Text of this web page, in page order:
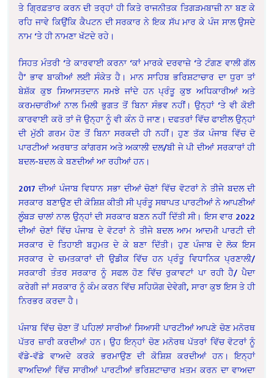
ਤੇ ਗ੍ਰਿਫ਼ਤਾਰ ਕਰਨ ਦੀ ਤਰ੍ਹਾਂ ਹੀ ਕਿਤੇ ਰਾਜਨੀਤਕ ਤਿਗੜਮਬਾਜ਼ੀ ਨਾ ਬਣ ਕੇ
ਰਹਿ ਜਾਵੇ ਕਿਉਂਕਿ ਕੈਪਟਨ ਦੀ ਸਰਕਾਰ ਨੇ ਇਕ ਸੱਪ ਮਾਰ ਕੇ ਪੰਜ ਸਾਲ ਉਸਦੇ
ਨਾਮ ‘ਤੇ ਹੀ ਨਾਮਣਾ ਖੱਟਦੇ ਰਹੇ।
ਸਿਹਤ ਮੰਤਰੀ ‘ਤੇ ਕਾਰਵਾਈ ਕਰਨਾ ‘ਕਾਂ ਮਾਰਕੇ ਦਰਵਾਜ਼ੇ ‘ਤੇ ਟੰਗਣ ਵਾਲੀ ਗੱਲ
ਹੈ’ ਭਾਵ ਬਾਕੀਆਂ ਲਈ ਸੰਕੇਤ ਹੈ। ਮਾਨ ਸਾਹਿਬ ਭਰਿਸ਼ਟਾਚਾਰ ਦਾ ਧੁਰਾ ਤਾਂ
ਬੇਸ਼ੱਕ ਕੁਝ ਸਿਆਸਤਦਾਨ ਸਮਝੇ ਜਾਂਦੇ ਹਨ ਪ੍ਰੰਤੂ ਕੁਝ ਅਧਿਕਾਰੀਆਂ ਅਤੇ
ਕਰਮਚਾਰੀਆਂ ਨਾਲ ਮਿਲੀ ਭੁਗਤ ਤੋਂ ਬਿਨਾ ਸੰਭਵ ਨਹੀਂ। ਉਨ੍ਹਾਂ ‘ਤੇ ਵੀ ਕੋਈ
ਕਾਰਵਾਈ ਕਰੋ ਤਾਂ ਜੋ ਉਨ੍ਹਾ ਨੂੰ ਵੀ ਕੰਨ ਹੋ ਜਾਣ। ਦਫਤਰਾਂ ਵਿੱਚ ਫਾਈਲ ਉਨ੍ਹਾਂ
ਦੀ ਮੁੱਠੀ ਗਰਮ ਹੋਣ ਤੋਂ ਬਿਨਾ ਸਰਕਦੀ ਹੀ ਨਹੀਂ। ਹੁਣ ਤੱਕ ਪੰਜਾਬ ਵਿੱਚ ਦੋ
ਪਾਰਟੀਆਂ ਅਰਥਾਤ ਕਾਂਗਰਸ ਅਤੇ ਅਕਾਲੀ ਦਲ/ਬੀ ਜੇ ਪੀ ਦੀਆਂ ਸਰਕਾਰਾਂ ਹੀ
ਬਦਲ-ਬਦਲ ਕੇ ਬਣਦੀਆਂ ਆ ਰਹੀਆਂ ਹਨ।
2017 ਦੀਆਂ ਪੰਜਾਬ ਵਿਧਾਨ ਸਭਾ ਦੀਆਂ ਚੋਣਾਂ ਵਿੱਚ ਵੋਟਰਾਂ ਨੇ ਤੀਜੇ ਬਦਲ ਦੀ
ਸਰਕਾਰ ਬਣਾਉਣ ਦੀ ਕੋਸ਼ਿਸ਼ ਕੀਤੀ ਸੀ ਪ੍ਰੰਤੂ ਸਥਾਪਤ ਪਾਰਟੀਆਂ ਨੇ ਆਪਣੀਆਂ
ਲੂੰਬੜ ਚਾਲਾਂ ਨਾਲ ਉਨ੍ਹਾਂ ਦੀ ਸਰਕਾਰ ਬਣਨ ਨਹੀਂ ਦਿੱਤੀ ਸੀ। ਇਸ ਵਾਰ 2022
ਦੀਆਂ ਚੋਣਾਂ ਵਿੱਚ ਪੰਜਾਬ ਦੇ ਵੋਟਰਾਂ ਨੇ ਤੀਜੇ ਬਦਲ ਆਮ ਆਦਮੀ ਪਾਰਟੀ ਦੀ
ਸਰਕਾਰ ਦੋ ਤਿਹਾਈ ਬਹੁਮਤ ਦੇ ਕੇ ਬਣਾ ਦਿੱਤੀ। ਹੁਣ ਪੰਜਾਬ ਦੇ ਲੋਕ ਇਸ
ਸਰਕਾਰ ਦੇ ਚਮਤਕਾਰਾਂ ਦੀ ਉਡੀਕ ਵਿੱਚ ਹਨ ਪ੍ਰੰਤੂ ਵਿਧਾਨਿਕ ਪ੍ਰਣਾਲੀ/
ਸਰਕਾਰੀ ਤੰਤਰ ਸਰਕਾਰ ਨੂੰ ਸਫਲ ਹੋਣ ਵਿੱਚ ਰੁਕਾਵਟਾਂ ਪਾ ਰਹੀ ਹੈ/ ਪੈਦਾ
ਕਰੇਗੀ ਜਾਂ ਸਰਕਾਰ ਨੂੰ ਕੰਮ ਕਰਨ ਵਿੱਚ ਸਹਿਯੋਗ ਦੇਵੇਗੀ, ਸਾਰਾ ਕੁਝ ਇਸ ਤੇ ਹੀ
ਨਿਰਭਰ ਕਰਦਾ ਹੈ।
ਪੰਜਾਬ ਵਿੱਚ ਚੋਣਾ ਤੋਂ ਪਹਿਲਾਂ ਸਾਰੀਆਂ ਸਿਆਸੀ ਪਾਰਟੀਆਂ ਆਪਣੇ ਚੋਣ ਮਨੋਰਥ
ਪੱਤਰ ਜ਼ਾਰੀ ਕਰਦੀਆਂ ਹਨ। ਉਹ ਇਨ੍ਹਾਂ ਚੋਣ ਮਨੋਰਥ ਪੱਤਰਾਂ ਵਿੱਚ ਵੋਟਰਾਂ ਨੂੰ
ਵੱਡੇ-ਵੱਡੇ ਵਾਅਦੇ ਕਰਕੇ ਭਰਮਾਉਣ ਦੀ ਕੋਸ਼ਿਸ਼ ਕਰਦੀਆਂ ਹਨ। ਇਨ੍ਹਾਂ
ਵਾਅਦਿਆਂ ਵਿੱਚ ਸਾਰੀਆਂ ਪਾਰਟੀਆਂ ਭਰਿਸ਼ਟਾਚਾਰ ਖ਼ਤਮ ਕਰਨ ਦਾ ਵਾਅਦਾ